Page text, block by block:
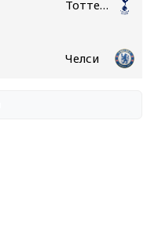
Тоттенхэм
Челси